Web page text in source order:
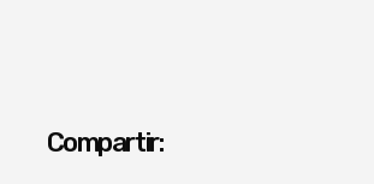
Compartir: